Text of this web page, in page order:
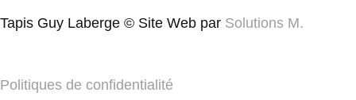
Tapis Guy Laberge © Site Web par Solutions M.
Politiques de confidentialité